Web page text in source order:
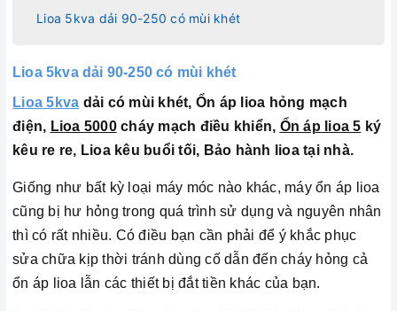
Lioa 5kva dải 90-250 có mùi khét
Lioa 5kva dải 90-250 có mùi khét
Lioa 5kva dải có mùi khét, Ổn áp lioa hỏng mạch
điện, Lioa 5000cháy mạch điều khiển, Ổn áp lioa 5 ký
kêu re re, Lioa kêu buổi tối, Bảo hành lioa tại nhà.
Giống như bất kỳ loại máy móc nào khác, máy ổn áp lioa
cũng bị hư hỏng trong quá trình sử dụng và nguyên nhân
thì có rất nhiều. Có điều bạn cần phải để ý khắc phục
sửa chữa kịp thời tránh dùng cố dẫn đến cháy hỏng cả
ổn áp lioa lẫn các thiết bị đắt tiền khác của bạn.